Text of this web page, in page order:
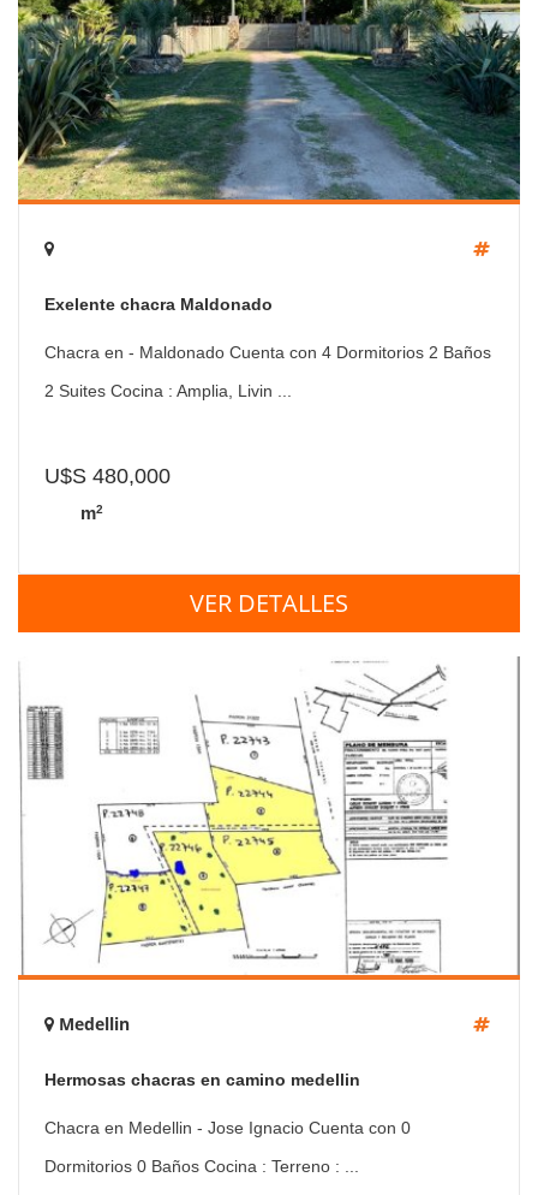
Exelente chacra Maldonado
Chacra en - Maldonado Cuenta con 4 Dormitorios 2 Baños
2 Suites Cocina : Amplia, Livin ...
U$S 480,000
m2
VER DETALLES
Medellin
Hermosas chacras en camino medellin
Chacra en Medellin - Jose Ignacio Cuenta con 0
Dormitorios 0 Baños Cocina : Terreno : ...